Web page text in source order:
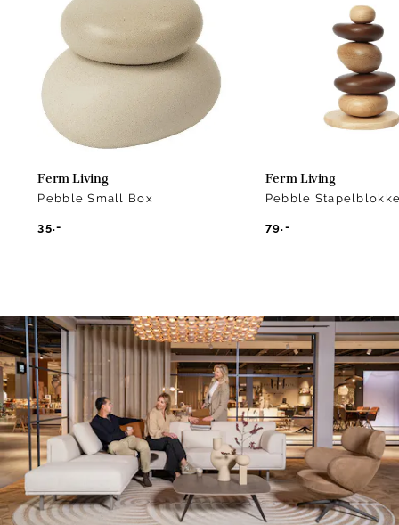
Ferm Living
Pebble Small Box
35.-
Ferm Living
Pebble
79.-